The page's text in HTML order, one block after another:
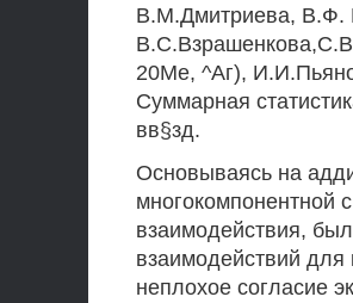
В.М.Дмитриева, В.Ф.
20Ме, ^Аг),
Суммарная
вв§зд.
Основываясь на
многокомпонентной
взаимодействия,
взаимодействий
неплохое согласие